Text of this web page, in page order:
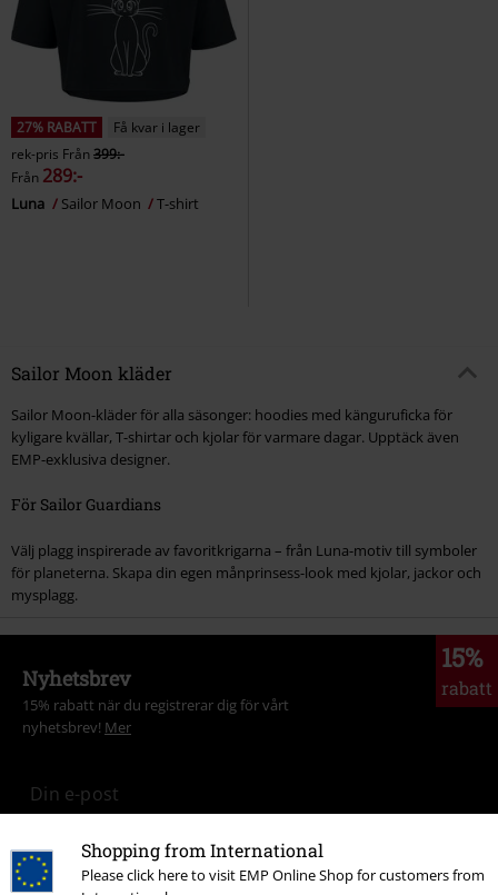
Shopping from International
Please click here to visit EMP Online Shop for customers from
27% RABATT
Få kvar i lager
rek-pris Från399:-
Från 289:-
Luna Sailor Moon T-shirt
Sailor Moon kläder
Sailor Moon-kläder för alla säsonger: hoodies med känguruficka för
kyligare kvällar, T-shirtar och kjolar för varmare dagar. Upptäck även
EMP-exklusiva designer.
För Sailor Guardians
Välj plagg inspirerade av favoritkrigarna – från Luna-motiv till symboler
för planeterna. Skapa din egen månprinsess-look med kjolar, jackor och
mysplagg.
15%
rabatt
Nyhetsbrev
15% rabatt när du registrerar dig för vårt
nyhetsbrev! Mer
Jag godkänner att E.M.P. Merchandising mbH har rätt att behandla mina
personuppgifter och regelbundet skicka mig nyhetsbrev och information